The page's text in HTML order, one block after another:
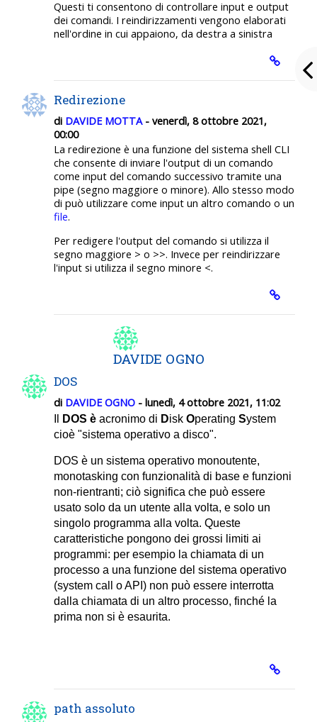
Questi ti consentono di controllare input e output
dei comandi. I reindirizzamenti vengono elaborati
nell'ordine in cui appaiono, da destra a sinistra
Redirezione
di DAVIDE MOTTA- venerdì, 8 ottobre 2021,
00:00
La redirezione è una funzione del sistema shell CLI
che consente di inviare l'output di un comando
come input del comando successivo tramite una
pipe (segno maggiore o minore). Allo stesso modo
di può utilizzare come input un altro comando o un
file.
Per redigere l'output del comando si utilizza il
segno maggiore > o >>. Invece per reindirizzare
l'input si utilizza il segno minore <.
DAVIDE OGNO
DOS
di DAVIDE OGNO - lunedì, 4 ottobre 2021, 11:02
DOS è acronimo di Disk Operating System
cioè "sistema operativo a disco".
DOS è un sistema operativo monoutente,
monotasking con funzionalità di base e funzioni
non-rientranti; ciò significa che può essere
usato solo da un utente alla volta, e solo un
singolo programma alla volta. Queste
caratteristiche pongono dei grossi limiti ai
programmi: per esempio la chiamata di un
processo a una funzione del sistema operativo
(system call o API) non può essere interrotta
dalla chiamata di un altro processo, finché la
prima non si è esaurita.
path assoluto